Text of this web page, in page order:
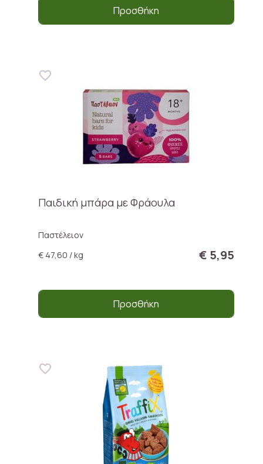
Προσθήκη
Παιδική μπάρα με Φράουλα
Παστέλειον
€ 47,60 / kg
€ 5,95
Προσθήκη